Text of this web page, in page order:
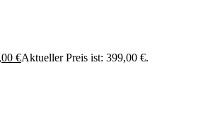
€Aktueller Preis ist: 399,00 €.